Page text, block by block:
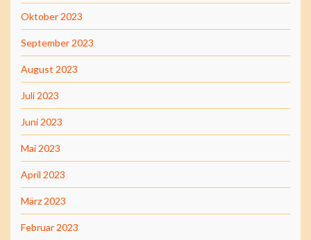
Oktober 2023
September 2023
August 2023
Juli 2023
Juni 2023
Mai 2023
April 2023
März 2023
Februar 2023